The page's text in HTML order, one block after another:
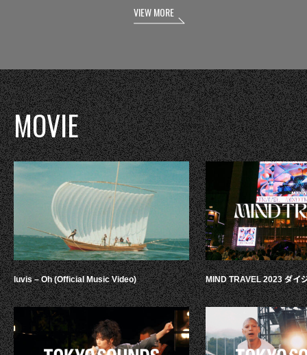
VIEW MORE
MOVIE
luvis – Oh (Official Music Video) MIND TRAVEL 2023 ダイ